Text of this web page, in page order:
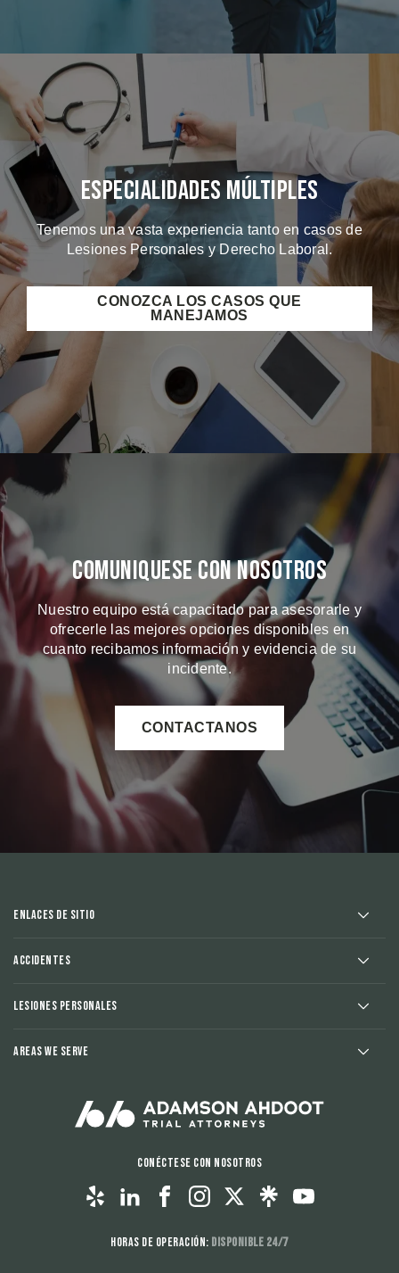
Especialidades Múltiples
Tenemos una vasta experiencia tanto en casos de
Lesiones Personales y Derecho Laboral.
CONOZCA LOS CASOS QUE
MANEJAMOS
Comuniquese Con Nosotros
Nuestro equipo está capacitado para asesorarle y
ofrecerle las mejores opciones disponibles en
cuanto recibamos información y evidencia de su
incidente.
CONTACTANOS
Enlaces de sitio
Accidentes
Lesiones Personales
Areas We Serve
Conéctese con nosotros
Horas de operación: Disponible 24/7